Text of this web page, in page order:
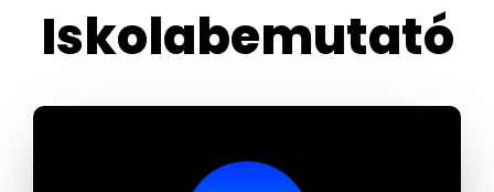
Iskolabemutató